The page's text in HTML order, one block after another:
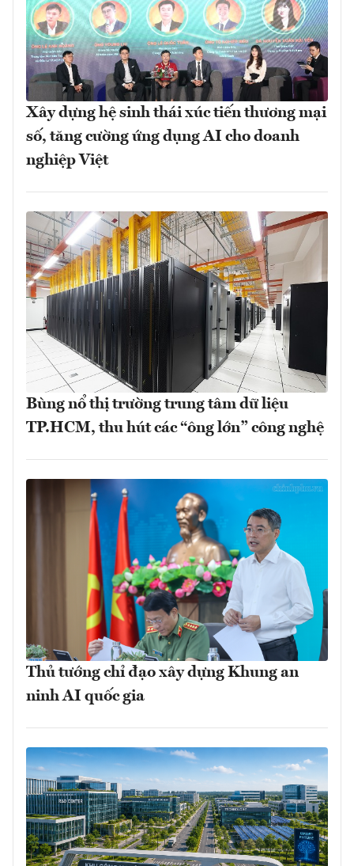
Xây dựng hệ sinh thái xúc tiến thương mại
số, tăng cường ứng dụng AI cho doanh
nghiệp Việt
Bùng nổ thị trường trung tâm dữ liệu
TP.HCM, thu hút các “ông lớn” công nghệ
Thủ tướng chỉ đạo xây dựng Khung an
ninh AI quốc gia